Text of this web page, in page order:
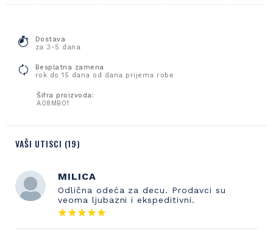
Dostava
za 3-5 dana
Besplatna zamena
rok do 15 dana od dana prijema robe
Šifra proizvoda:
A08MB01
VAŠI UTISCI (19)
MILICA
Odlična odeća za decu. Prodavci su
veoma ljubazni i ekspeditivni.